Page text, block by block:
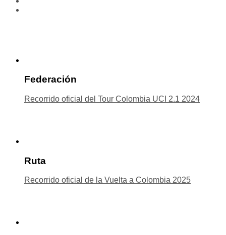
Federación
Recorrido oficial del Tour Colombia UCI 2.1 2024
Ruta
Recorrido oficial de la Vuelta a Colombia 2025